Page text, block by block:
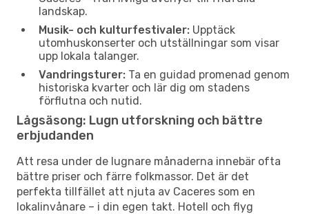
landskap.
Musik- och kulturfestivaler: Upptäck
utomhuskonserter och utställningar som visar
upp lokala talanger.
Vandringsturer: Ta en guidad promenad genom
historiska kvarter och lär dig om stadens
förflutna och nutid.
Lågsäsong: Lugn utforskning och bättre
erbjudanden
Att resa under de lugnare månaderna innebär ofta
bättre priser och färre folkmassor. Det är det
perfekta tillfället att njuta av Caceres som en
lokalinvånare – i din egen takt. Hotell och flyg